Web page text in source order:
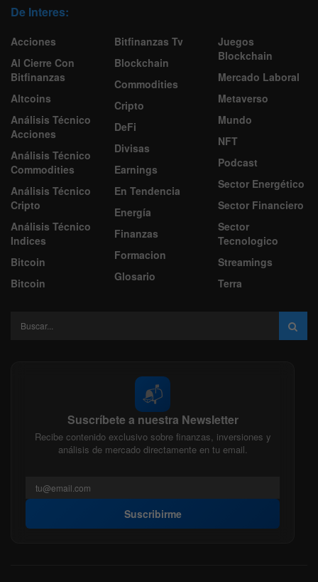
De Interes:
Acciones
Al Cierre Con
Bitfinanzas
Altcoins
Análisis Técnico
Acciones
Análisis Técnico
Commodities
Análisis Técnico
Cripto
Análisis Técnico
Indices
Bitcoin
Bitcoin
Bitfinanzas Tv
Blockchain
Commodities
Cripto
DeFi
Divisas
Earnings
En Tendencia
Energía
Finanzas
Formacion
Glosario
Juegos
Blockchain
Mercado Laboral
Metaverso
Mundo
NFT
Podcast
Sector Energético
Sector Financiero
Sector
Tecnologico
Streamings
Terra
📬
Suscríbete a nuestra Newsletter
Recibe contenido exclusivo sobre finanzas, inversiones y
análisis de mercado directamente en tu email.
Suscribirme